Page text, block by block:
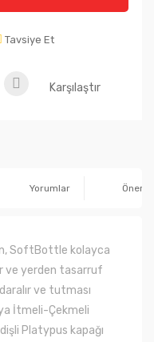
Tavsiye Et
Karşılaştır
Yorumlar
SoftBottle kolayca
ve yerden tasarruf
ve tutması
İtmeli-Çekmeli
Platypus kapağı